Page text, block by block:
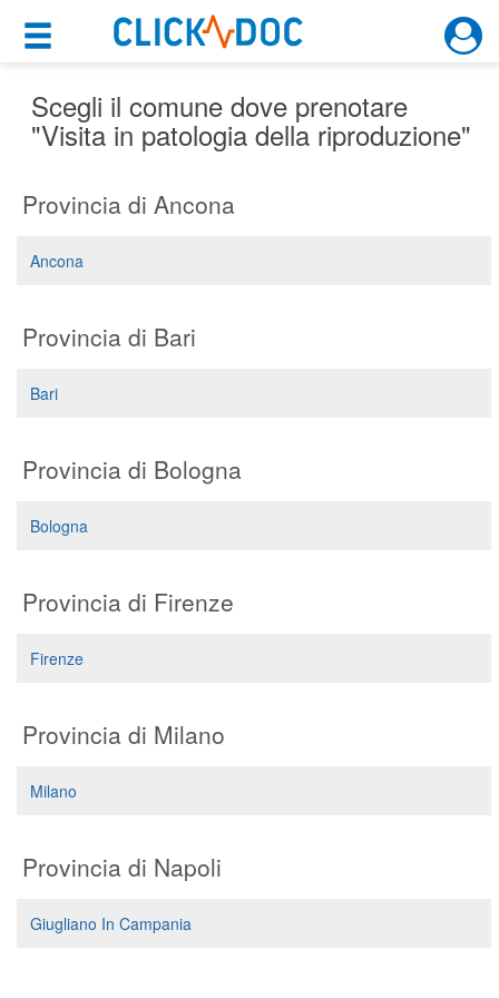
×
Motore di ricerca
×
Cosa possiamo offrirti
Prenota una visita
Ricerca specialisti
(su medicitalia.it)
Per gli specialisti
Planner e rubrica in cloud
Segreteria virtuale
Scegli il comune dove prenotare
"Visita in patologia della riproduzione"
Provincia di Ancona
Ancona
Provincia di Bari
Bari
Provincia di Bologna
Bologna
Provincia di Firenze
Firenze
Provincia di Milano
Milano
Provincia di Napoli
Giugliano In Campania